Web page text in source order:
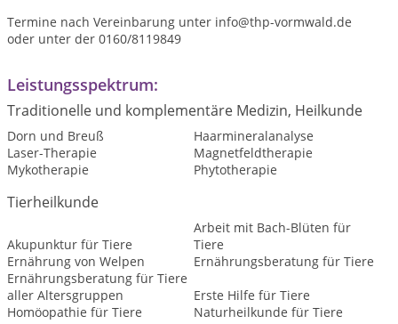
Termine nach Vereinbarung unter info@thp-vormwald.de
oder unter der 0160/8119849
Leistungsspektrum:
Traditionelle und komplementäre Medizin, Heilkunde
Dorn und Breuß
Haarmineralanalyse
Laser-Therapie
Magnetfeldtherapie
Mykotherapie
Phytotherapie
Tierheilkunde
Akupunktur für Tiere
Arbeit mit Bach-Blüten für
Tiere
Ernährung von Welpen
Ernährungsberatung für Tiere
Ernährungsberatung für Tiere
aller Altersgruppen
Erste Hilfe für Tiere
Homöopathie für Tiere
Naturheilkunde für Tiere